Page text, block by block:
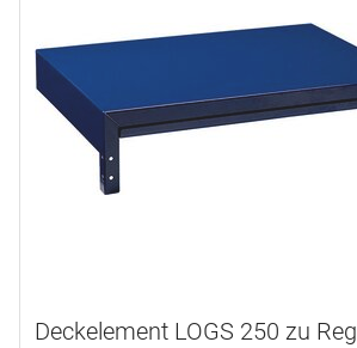
Deckelement LOGS 250 zu